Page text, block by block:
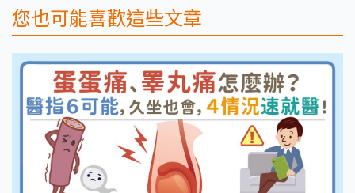
您也可能喜歡這些文章